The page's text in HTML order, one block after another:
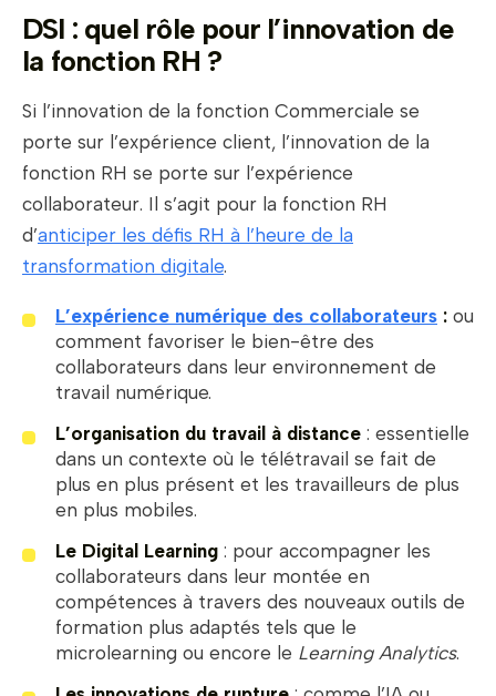
DSI : quel rôle pour l’innovation de
la fonction RH ?
Si l’innovation de la fonction Commerciale se
porte sur l’expérience client, l’innovation de la
fonction RH se porte sur l’expérience
collaborateur. Il s’agit pour la fonction RH
d’anticiper les défis RH à l’heure de la
transformation digitale.
L’expérience numérique des collaborateurs : ou
comment favoriser le bien-être des
collaborateurs dans leur environnement de
travail numérique.
L’organisation du travail à distance : essentielle
dans un contexte où le télétravail se fait de
plus en plus présent et les travailleurs de plus
en plus mobiles.
Le Digital Learning : pour accompagner les
collaborateurs dans leur montée en
compétences à travers des nouveaux outils de
formation plus adaptés tels que le
microlearning ou encore le Learning Analytics.